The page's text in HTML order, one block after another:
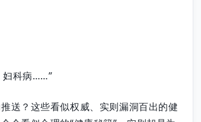
妇科病……”
送？这些看似权威、实则漏洞百出的健